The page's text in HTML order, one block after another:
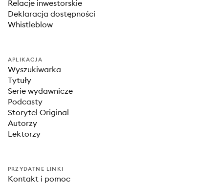
Relacje inwestorskie
Deklaracja dostępności
Whistleblow
APLIKACJA
Wyszukiwarka
Tytuły
Serie wydawnicze
Podcasty
Storytel Original
Autorzy
Lektorzy
PRZYDATNE LINKI
Kontakt i pomoc